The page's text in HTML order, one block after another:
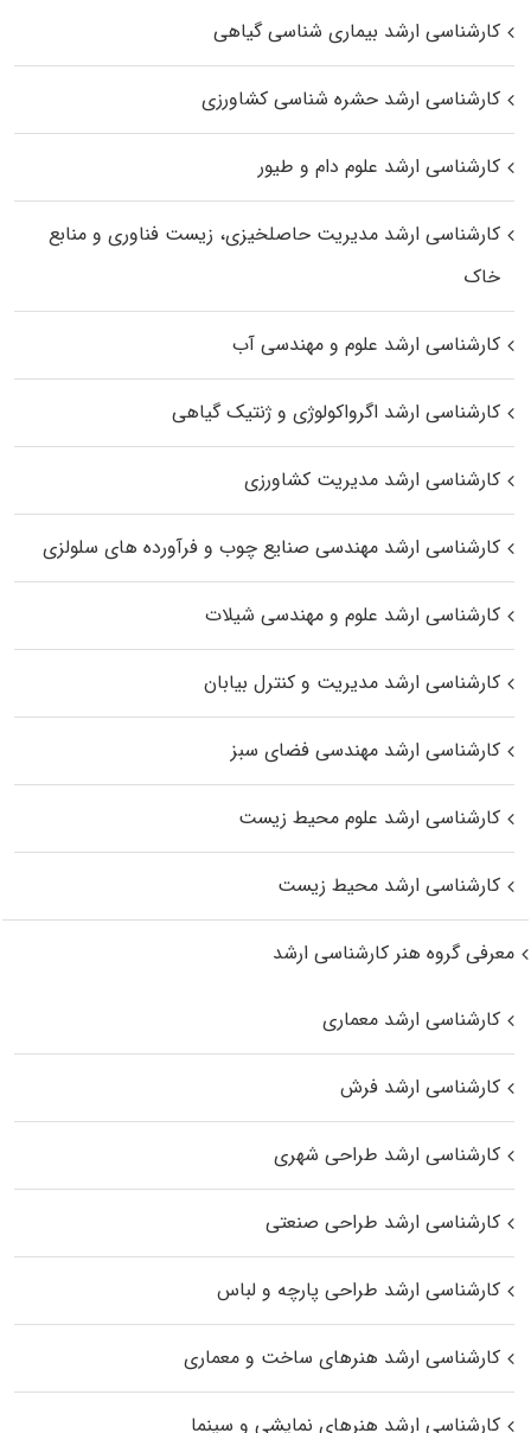
کارشناسی ارشد بیماری‌ شناسی گیاهی
کارشناسی ارشد حشره‌ شناسی کشاورزی
کارشناسی ارشد علوم دام و طیور
کارشناسی ارشد مدیریت حاصلخیزی، زیست فناوری و منابع
خاک
کارشناسی ارشد علوم و مهندسی آب
کارشناسی ارشد اگرواکولوژی و ژنتیک گیاهی
کارشناسی ارشد مدیریت کشاورزی
کارشناسی ارشد مهندسی صنایع چوب و فرآورده‌ های سلولزی
کارشناسی ارشد علوم و مهندسی شیلات
کارشناسی ارشد مدیریت و کنترل بیابان
کارشناسی ارشد مهندسی فضای سبز
کارشناسی ارشد علوم محیط‌ زیست
کارشناسی ارشد محیط زیست
معرفی گروه هنر کارشناسی ارشد
کارشناسی ارشد معماری
کارشناسی ارشد فرش
کارشناسی ارشد طراحی شهری
کارشناسی ارشد طراحی صنعتی
کارشناسی ارشد طراحی پارچه و لباس
کارشناسی ارشد هنرهای ساخت و معماری
کارشناسی ارشد هنرهای نمایشی و سینما